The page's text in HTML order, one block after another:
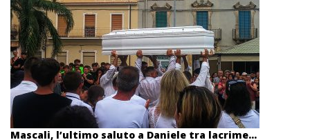
Mascali, l’ultimo saluto a Daniele tra lacrime...